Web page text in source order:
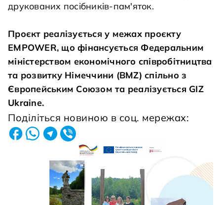
друкованих посібників-пам'яток.
Проєкт реалізується у межах проєкту
EMPOWER, що фінансується Федеральним
міністерством економічного співробітництва
та розвитку Німеччини (BMZ) спільно з
Європейським Союзом та реалізується GIZ
Ukraine.
Поділіться новиною в соц. мережах: